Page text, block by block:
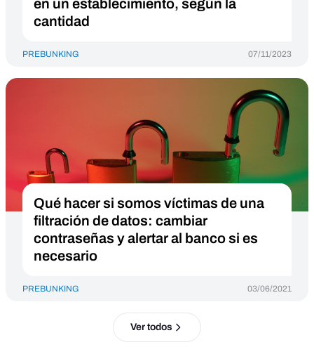
en un establecimiento, según la
cantidad
PREBUNKING 07/11/2023
Qué hacer si somos víctimas de una
filtración de datos: cambiar
contraseñas y alertar al banco si es
necesario
PREBUNKING 03/06/2021
Ver todos